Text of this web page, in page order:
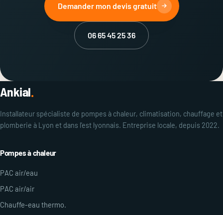
Demander mon devis gratuit
06 65 45 25 36
Ankial.
Installateur spécialiste de pompes à chaleur, climatisation, chauffage et
plomberie à Lyon et dans l'est lyonnais. Entreprise locale, depuis 2022.
Pompes à chaleur
PAC air/eau
PAC air/air
Chauffe-eau thermo.